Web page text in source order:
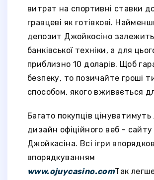
витрат на спортивні ставки
гравцеві як готівкові.
депозит Джойкосіно залежить
банківської техніки, а для
приблизно 10 доларів. Щоб
безпеку, то позичайте гроші
способом, якого вживається
Багато покупців цінуватимуть
дизайн офіційного веб - сайту
Джойкасіна. Всі ігри
впорядкуванням
www.ojuycasino.comТак